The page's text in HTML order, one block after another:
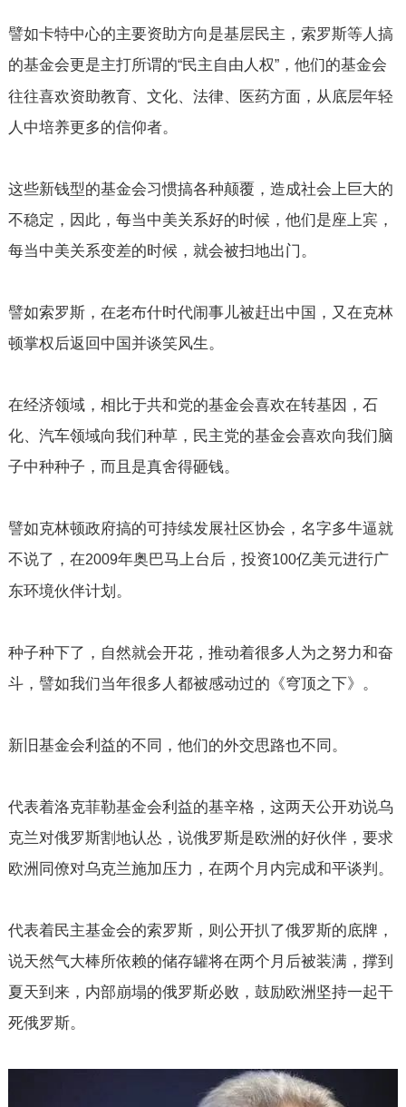
譬如卡特中心的主要资助方向是基层民主，索罗斯等人搞
的基金会更是主打所谓的“民主自由人权”，他们的基金会
往往喜欢资助教育、文化、法律、医药方面，从底层年轻
人中培养更多的信仰者。
这些新钱型的基金会习惯搞各种颠覆，造成社会上巨大的
不稳定，因此，每当中美关系好的时候，他们是座上宾，
每当中美关系变差的时候，就会被扫地出门。
譬如索罗斯，在老布什时代闹事儿被赶出中国，又在克林
顿掌权后返回中国并谈笑风生。
在经济领域，相比于共和党的基金会喜欢在转基因，石
化、汽车领域向我们种草，民主党的基金会喜欢向我们脑
子中种种子，而且是真舍得砸钱。
譬如克林顿政府搞的可持续发展社区协会，名字多牛逼就
不说了，在2009年奥巴马上台后，投资100亿美元进行广
东环境伙伴计划。
种子种下了，自然就会开花，推动着很多人为之努力和奋
斗，譬如我们当年很多人都被感动过的《穹顶之下》。
新旧基金会利益的不同，他们的外交思路也不同。
代表着洛克菲勒基金会利益的基辛格，这两天公开劝说乌
克兰对俄罗斯割地认怂，说俄罗斯是欧洲的好伙伴，要求
欧洲同僚对乌克兰施加压力，在两个月内完成和平谈判。
代表着民主基金会的索罗斯，则公开扒了俄罗斯的底牌，
说天然气大棒所依赖的储存罐将在两个月后被装满，撑到
夏天到来，内部崩塌的俄罗斯必败，鼓励欧洲坚持一起干
死俄罗斯。